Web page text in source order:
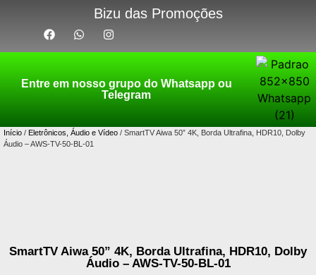
Bizu das Promoções
Entre em nosso grupo do Whatsapp ou
Telegram
Início / Eletrônicos, Áudio e Vídeo / SmartTV Aiwa 50” 4K, Borda Ultrafina, HDR10, Dolby
Áudio – AWS-TV-50-BL-01
SmartTV Aiwa 50” 4K, Borda Ultrafina, HDR10, Dolby
Áudio – AWS-TV-50-BL-01